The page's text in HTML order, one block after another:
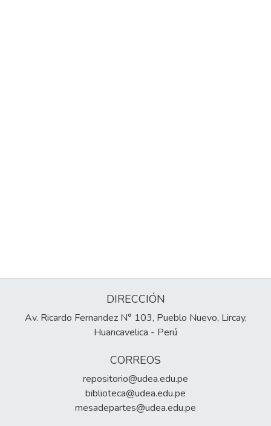
DIRECCIÓN
Av. Ricardo Fernandez N° 103, Pueblo Nuevo, Lircay,
Huancavelica - Perú
CORREOS
repositorio@udea.edu.pe
biblioteca@udea.edu.pe
mesadepartes@udea.edu.pe